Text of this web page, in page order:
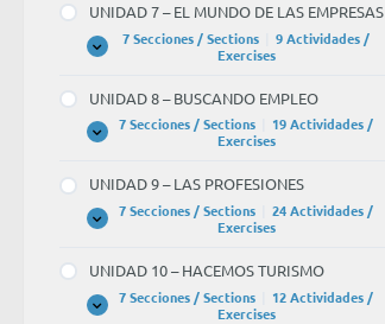
SERVICIOS
DE
PROTECCIÓN
UNIDAD 7 – EL MUNDO DE LAS EMPRESAS
Expandir
UNIDAD
EL
MUNDO
DE
7 Secciones / Sections
9 Actividades /
Exercises
UNIDAD 8 – BUSCANDO EMPLEO
Expandir
UNIDAD
BUSCANDO
EMPLEO
7 Secciones / Sections
19 Actividades /
Exercises
UNIDAD 9 – LAS PROFESIONES
Expandir
UNIDAD
LAS
PROFESIONES
7 Secciones / Sections
24 Actividades /
Exercises
UNIDAD 10 – HACEMOS TURISMO
Expandir
UNIDAD
7 Secciones / Sections
12 Actividades /
Exercises